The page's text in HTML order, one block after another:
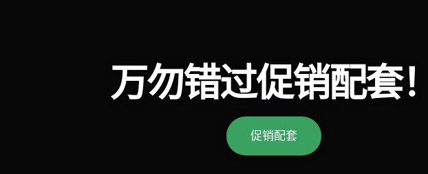
万勿错过促销配套
促销配套